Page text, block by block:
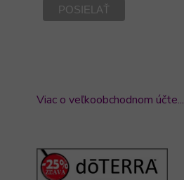
Viac o veľkoobchodnom účte...